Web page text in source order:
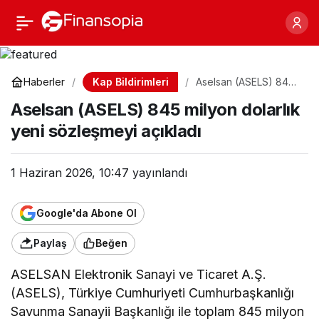
Haberler Kap Bildirimleri
Aselsan (ASELS) 845
sözleşmeyi açıkladı
Aselsan (ASELS) 845 milyon dolarlık
yeni sözleşmeyi açıkladı
1 Haziran 2026, 10:47 yayınlandı
Google'da Abone Ol
Paylaş Beğen
ASELSAN Elektronik Sanayi ve Ticaret A.Ş.
(ASELS), Türkiye Cumhuriyeti Cumhurbaşkanlığı
Savunma Sanayii Başkanlığı ile toplam 845 milyon
Aselsan (ASELS) 845
milyon dolarlık yeni
Paylaş